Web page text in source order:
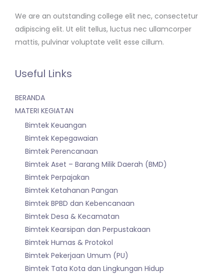
We are an outstanding college elit nec, consectetur
adipiscing elit. Ut elit tellus, luctus nec ullamcorper
mattis, pulvinar voluptate velit esse cillum.
Useful Links
BERANDA
MATERI KEGIATAN
Bimtek Keuangan
Bimtek Kepegawaian
Bimtek Perencanaan
Bimtek Aset – Barang Milik Daerah (BMD)
Bimtek Perpajakan
Bimtek Ketahanan Pangan
Bimtek BPBD dan Kebencanaan
Bimtek Desa & Kecamatan
Bimtek Kearsipan dan Perpustakaan
Bimtek Humas & Protokol
Bimtek Pekerjaan Umum (PU)
Bimtek Tata Kota dan Lingkungan Hidup